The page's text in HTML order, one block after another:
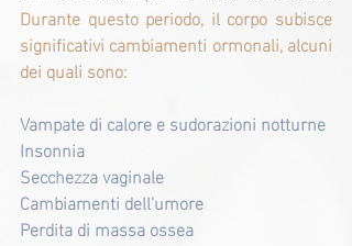
Durante questo periodo, il corpo subisce
significativi cambiamenti ormonali, alcuni
dei quali sono:
Vampate di calore e sudorazioni notturne
Insonnia
Secchezza vaginale
Cambiamenti dell'umore
Perdita di massa ossea